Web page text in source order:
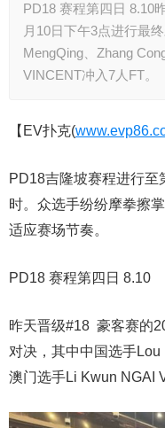
PD18 赛程第四日 8.10
月10日下午3点进行最
MengQing、Zhang
VINCENT冲入7人FT。
【EV扑克(
PD18吉隆坡赛程进行
时。众选手纷纷摩拳擦
适应赛场节奏。
PD18 赛程第四日 8.10
昨天晋级#18 豪客赛的
对决，其中中国选手
澳门选手Li Kwun NGAI